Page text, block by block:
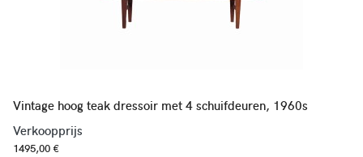
Vintage hoog teak dressoir met 4 schuifdeuren, 1960s
Verkoopprijs
1495,00 €